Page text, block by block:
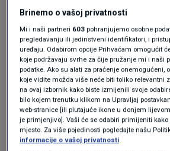
Rezultati
ranije izračune
Iz RIVM-a ističu da
dopuštenihne znači
ali PFAS može imati
organizam, poputslabljenja
Brinemo o vašoj privatnosti
Mi i naši partneri 603 pohranjujemo osobne
pregledavanju ili jedinstveni identifikatori, i
uređaju. Odabirom opcije Prihvaćam omogućit
koje podržavaju svrhe za čije pružanje mi i naši
podatke. Ako su alati za praćenje onemogućeni,
koje vidite možda više neće biti toliko relevantni
na ovaj izbornik kako biste izmijenili svoje
bilo kojem trenutku klikom na Upravljaj
web-stranice [ili plutajuće ikone u donjem
je primjenjivo]. Vaši će se odabiri primijeniti kako
mjesto. Za više pojedinosti pogledajte našu
informacije o vašoj privatnosti